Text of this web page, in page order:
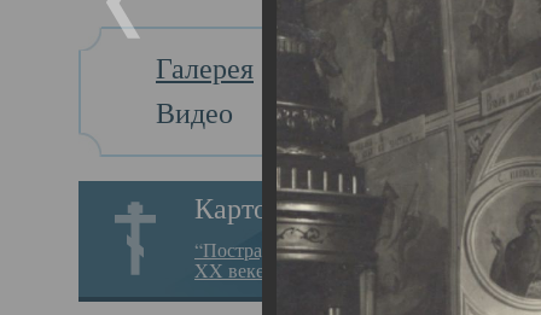
Галерея
Видео
Картотека
“Пострадавшие за веру в
XX веке на Севере”
Главная